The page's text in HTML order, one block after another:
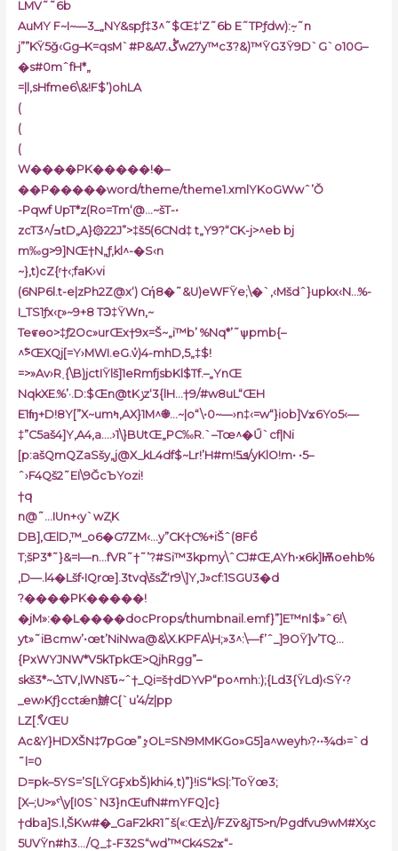
LMV˜˜6b
AuMY F~I~—3_„NY&spƒ‡3^˜$Œ‡‘Z˜6b E˜TPƒdw):߲~˜n
j””KŸ5ǧ‹Gg–K=qsM`#P&A7.ڴw27y™c3?&)™ŸG3Ÿ9D`G`o10G–
�s#0mˆfH*„
=|l,sHfme6\&!F$’)ohLA
(
(
(
W����PK�����!�–
��P�����word/theme/theme1.xmlYKoGWwˆ’Ŏ
-Pqwf UpT*z(Ro=Tm‘@…~šT-•
zcTߏ/^3tD„A}۞22J”>‡š5(6CNd‡ t„Y9?“CK-j>^eb bj
m‰g>9]NŒ†N„ƒ‚kl^-�S‹n
~},t)cZ{ʳ†‹;faK›vi
(6NP6l.t-e|zPh2Z@x‘) Cή8�˜&U)eWFŸe;\�`‚‹Mšdˆ}upkx‹N…%-
I_TS1ƒx‹ɽ»~9+8 TϿ‡ŸWn,~
Te೯ѳo>‡ƒ2Oc»urŒx†9x=Š~„i™b’ %Nq*’˜ѱpmb{–
^߱>ŒXQj[=Y›MWI.eG.ٝv)4-mhD,5„‡$!
=>»Av›R˯{\B)jctIŸlš]1eRmfjsbKl$Tf.–„YnŒ
NqkXE.%’·.D:$Œn@tKݫz‘3{lH…†9/#w8uL“ŒH
E1ʩ+D!8Y[”X~umߤ,AX}1M^֎…~|o“\•0~—›n‡‹=w“}iob]Vϫ6Yo5‹—
‡”C5aš4]Y‚A4‚a.…›1\}BUtŒ„PC‰R.`–Tœ^�Ű`cf|Ni
[p:ašQmQZaSšy„j@X_kL4df$~Lr!’H#m!5ܦ/yKlO!m• •5–
ˆ›F4Qš2˜EI\9ĞcЪYozi!
†q
n@˜…IUn+‹y`wZ֪K
DB],ŒlD,™_o6�G7ZM‹…y”CK†C%+iŠˆ(8F6֩
T;šP3*˜}&=I—n…fVR˜†˜’?#Si™3kpmy\ˆCJ#Œ,AYh•ӿ6k]Ѭoehb%
‚D—.l4�Lšf•IQrœ].3tvq\šsŽ‘r9\]Y,J»cf:1SGU3�d
?����PK�����!
�jM»:��L����docProps/thumbnail.emf}”]E™nӏ$»ˆ6!\
yt»˜iBcmw’•œt’NiNwa@&\X.KPFA\H;»3^:\—f’ˆ_]9OŸ]v’TQ…
{PxWYJNW*V5kTpkŒ>QjhRgg”–
skš3*~ݣTV,lWNšԎ~ˆ†_Qi=š†dDYvP“po^mh:);{Ld3{ŸLd)‹SŸ•?
_ew›Kƒ}cctǽn辧C{`u’4/z|pp
LZ[ޯ.VŒU
Ac&Y}HDXŠN‡7pGœ”ٷOL=SN9MMKGo»G5]a^weyh›?••¾d›=`d
˜l=0
D=pk–5YS=’S[LŸGӺxbŠ)khi4˰t)”}!iS“kS|:’ToŸœ3;
[X–;U>»ˁ\y[I0S`N3}nŒufN#mYFQ]c}
†dba]S.l,ŠKw#�_GaF2kR1˜š(«:Œz\}/FZѷ&jT5>n/Pgdfvu9wM#Xӽc
5UVŸn#h3…/Q_‡-F32S“wd’™Ck4S2ϫ“-